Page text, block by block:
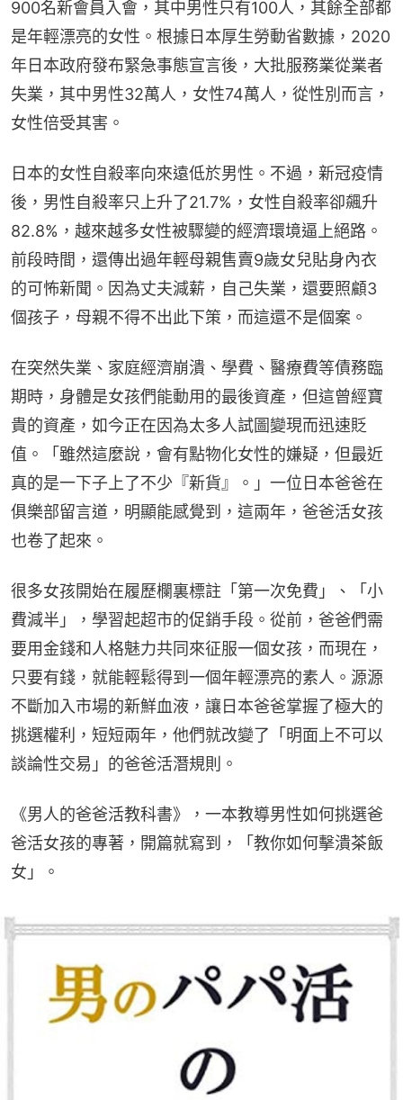
900名新會員入會，其中男性只有100人，其餘全部都
是年輕漂亮的女性。根據日本厚生勞動省數據，2020
年日本政府發布緊急事態宣言後，大批服務業從業者
失業，其中男性32萬人，女性74萬人，從性別而言，
女性倍受其害。
日本的女性自殺率向來遠低於男性。不過，新冠疫情
後，男性自殺率只上升了21.7%，女性自殺率卻飆升
82.8%，越來越多女性被驟變的經濟環境逼上絕路。
前段時間，還傳出過年輕母親售賣9歲女兒貼身內衣
的可怖新聞。因為丈夫減薪，自己失業，還要照顧3
個孩子，母親不得不出此下策，而這還不是個案。
在突然失業、家庭經濟崩潰、學費、醫療費等債務臨
期時，身體是女孩們能動用的最後資產，但這曾經寶
貴的資產，如今正在因為太多人試圖變現而迅速貶
值。「雖然這麼說，會有點物化女性的嫌疑，但最近
真的是一下子上了不少『新貨』。」一位日本爸爸在
俱樂部留言道，明顯能感覺到，這兩年，爸爸活女孩
也卷了起來。
很多女孩開始在履歷欄裏標註「第一次免費」、「小
費減半」，學習起超市的促銷手段。從前，爸爸們需
要用金錢和人格魅力共同來征服一個女孩，而現在，
只要有錢，就能輕鬆得到一個年輕漂亮的素人。源源
不斷加入市場的新鮮血液，讓日本爸爸掌握了極大的
挑選權利，短短兩年，他們就改變了「明面上不可以
談論性交易」的爸爸活潛規則。
《男人的爸爸活教科書》，一本教導男性如何挑選爸
爸活女孩的專著，開篇就寫到，「教你如何擊潰茶飯
女」。